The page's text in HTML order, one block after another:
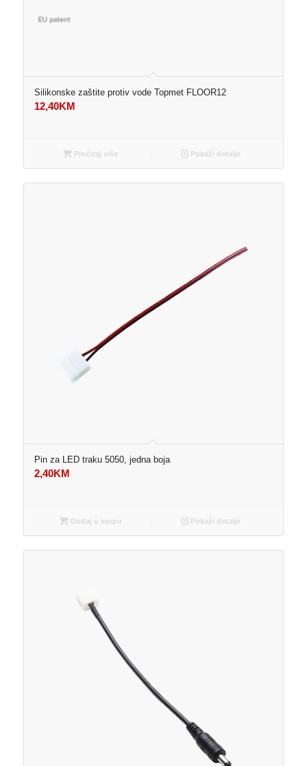
Silikonske zaštite protiv vode Topmet FLOOR12
12,40KM
Pročitaj više Pokaži detalje
Pin za LED traku 5050, jedna boja
2,40KM
Dodaj u korpu Pokaži detalje